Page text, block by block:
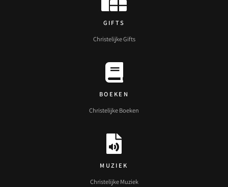
GIFTS
Christelijke Gifts
BOEKEN
Christelijke Boeken
MUZIEK
Christelijke Muziek